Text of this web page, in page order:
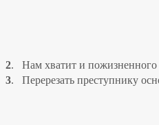
2.
Нам хватит и
3. Перерезать преступнику